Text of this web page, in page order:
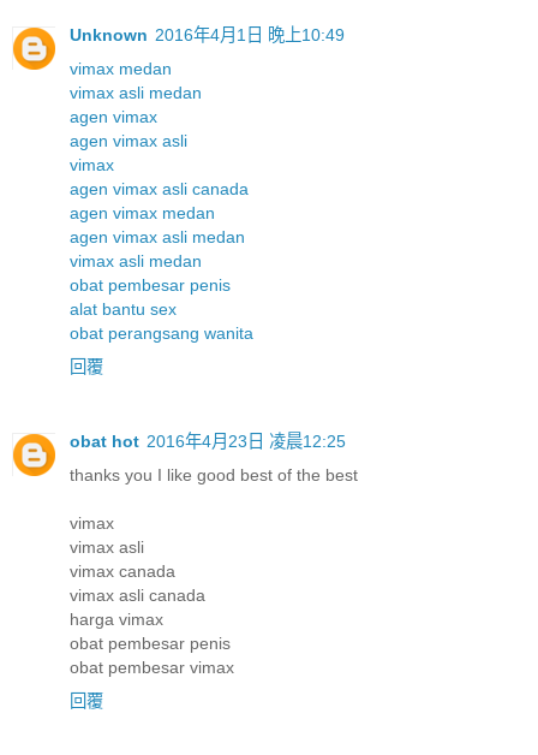
Unknown 2016年4月1日 晚上10:49
vimax medan
vimax asli medan
agen vimax
agen vimax asli
vimax
agen vimax asli canada
agen vimax medan
agen vimax asli medan
vimax asli medan
obat pembesar penis
alat bantu sex
obat perangsang wanita
回覆
obat hot 2016年4月23日 凌晨12:25
thanks you I like good best of the best
vimax
vimax asli
vimax canada
vimax asli canada
harga vimax
obat pembesar penis
obat pembesar vimax
回覆